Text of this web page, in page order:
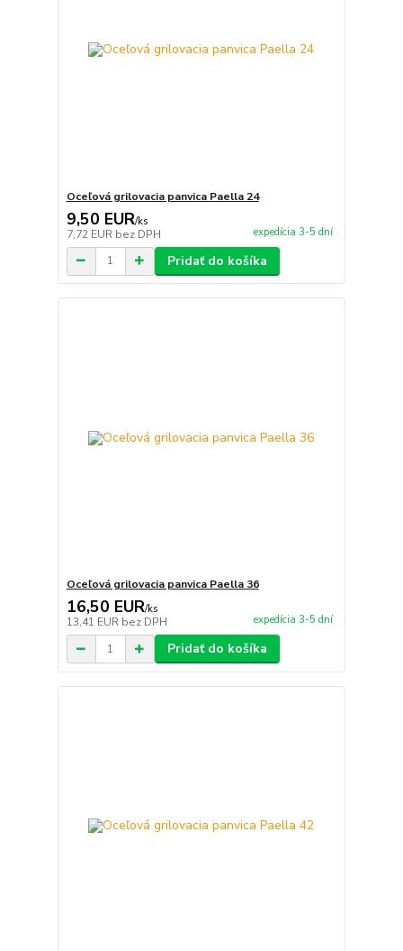
Oceľová grilovacia panvica Paella 24
9,50 EUR/ks
7,72 EUR bez DPH expedícia 3-5 dní
Pridať do košíka
Oceľová grilovacia panvica Paella 36
16,50 EUR/ks
13,41 EUR bez DPH expedícia 3-5 dní
Pridať do košíka